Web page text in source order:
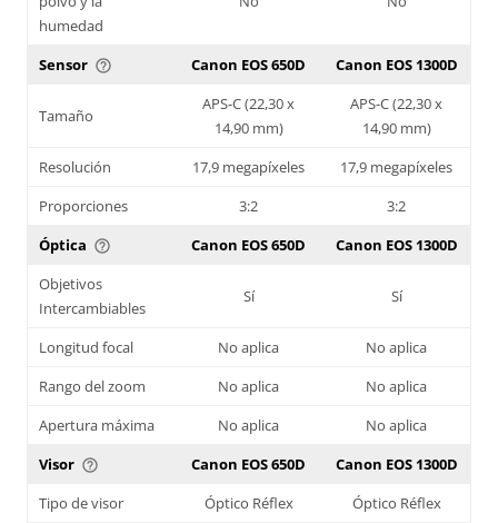
humedad
Sensor help_outline Canon EOS 650D Canon EOS 1300D
Tamaño
APS-C (22,30 x
14,90 mm)
APS-C (22,30 x
14,90 mm)
Resolución
17,9 megapíxeles
17,9 megapíxeles
Proporciones
3:2
3:2
Óptica help_outline Canon EOS 650D
Canon EOS 1300D
Objetivos
Intercambiables
Sí Sí
Longitud focal No aplica
No aplica
Rango del zoom
No aplica
No aplica
Apertura máxima
No aplica
No aplica
Visor help_outline Canon EOS 650D
Canon EOS 1300D
Tipo de visor
Óptico Réflex
Óptico Réflex